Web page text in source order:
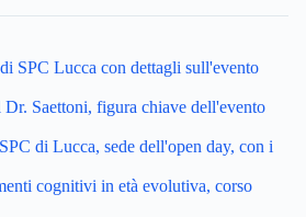
SPC Lucca con dettagli sull'evento
Dr. Saettoni, figura chiave dell'evento
di Lucca, sede dell'open day, con i
cognitivi in età evolutiva, corso